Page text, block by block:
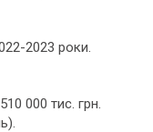
2023 роки.
510 000 тис. грн.